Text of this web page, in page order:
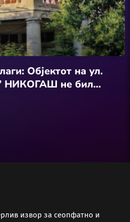
Објектот на ул.
НИКОГАШ не бил
извор за сеопфатно и